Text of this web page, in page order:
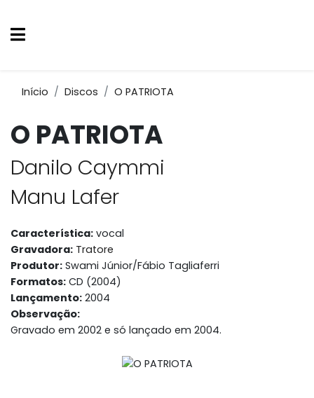
Início Discos O PATRIOTA
O PATRIOTA
Danilo Caymmi
Manu Lafer
Característica: vocal
Gravadora: Tratore
Produtor: Swami Júnior/Fábio Tagliaferri
Formatos: CD (2004)
Lançamento: 2004
Observação:
Gravado em 2002 e só lançado em 2004.